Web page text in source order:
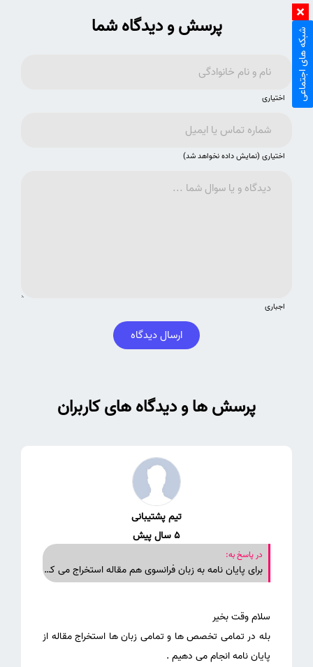
پرسش و دیدگاه شما
اختیاری
اختیاری (نمایش داده نخواهد شد)
اجباری
ارسال دیدگاه
پرسش ها و دیدگاه های کاربران
تیم پشتیبانی
5 سال پیش
در پاسخ به:
برای پایان نامه به زبان فرانسوی هم مقاله استخراج می کنید
بله در تمامی تخصص ها و تمامی زبان ها استخراج مقاله از
شبکه های اجتماعی